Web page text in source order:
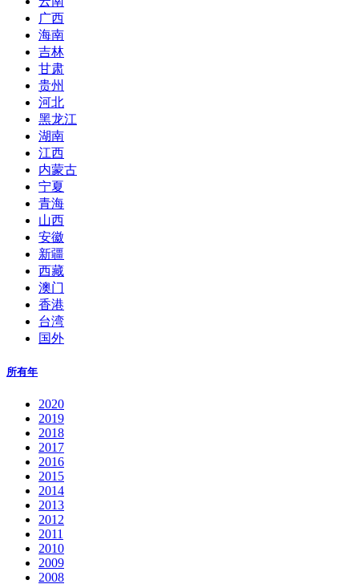
广西
海南
吉林
甘肃
贵州
河北
黑龙江
湖南
江西
内蒙古
宁夏
青海
山西
安徽
新疆
西藏
澳门
香港
台湾
国外
所有年
2020
2019
2018
2017
2016
2015
2014
2013
2012
2011
2010
2009
2008